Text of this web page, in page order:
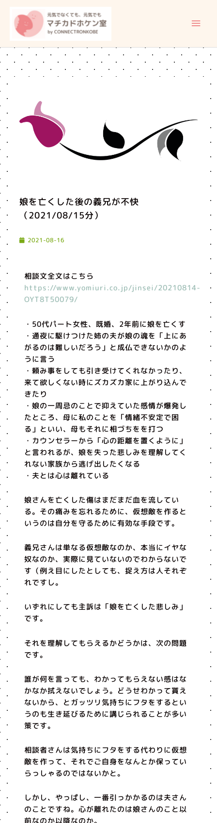
ッ
プ
イ
ン
メ
娘を亡くした後の義兄が不快
（2021/08/15分）
2021-08-16
相談文全文はこちら
https://www.yomiuri.co.jp/jinsei/20210814-
OYT8T50079/
・50代パート女性、既婚、2年前に娘を亡くす
・通夜に駆けつけた姉の夫が娘の魂を「上にあ
がるのは難しいだろう」と成仏できないかのよ
うに言う
・頼み事をしても引き受けてくれなかったり、
来て欲しくない時にズカズカ家に上がり込んで
きたり
・娘の一周忌のことで抑えていた感情が爆発し
たところ、母に私のことを「情緒不安定で困
る」といい、母もそれに相づちをを打つ
・カウンセラーから「心の距離を置くように」
と言われるが、娘を失った悲しみを理解してく
れない家族から逃げ出したくなる
・夫とは心は離れている
娘さんを亡くした傷はまだまだ血を流してい
る。その痛みを忘れるために、仮想敵を作ると
いうのは自分を守るために有効な手段です。
義兄さんは単なる仮想敵なのか、本当にイヤな
奴なのか、実際に見ていないのでわからないで
す（例え目にしたとしても、捉え方は人それぞ
れですし。
いずれにしても主訴は「娘を亡くした悲しみ」
です。
それを理解してもらえるかどうかは、次の問題
です。
誰が何を言っても、わかってもらえない感はな
かなか拭えないでしょう。どうせわかって貰え
ないから、とガッツリ気持ちにフタをするとい
うのも生き延びるために講じられることが多い
策です。
相談者さんは気持ちにフタをする代わりに仮想
敵を作って、それでご自身をなんとか保ってい
らっしゃるのではないかと。
しかし、やっぱし、一番引っかかるのは夫さん
のことですね。心が離れたのは娘さんのこと以